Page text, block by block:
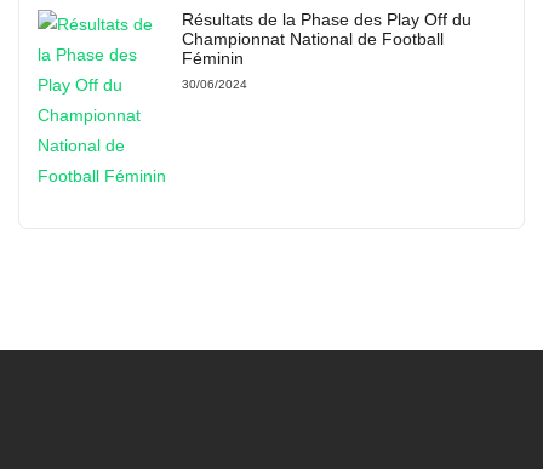
Résultats de la Phase des Play Off du
Championnat National de Football
Féminin
30/06/2024